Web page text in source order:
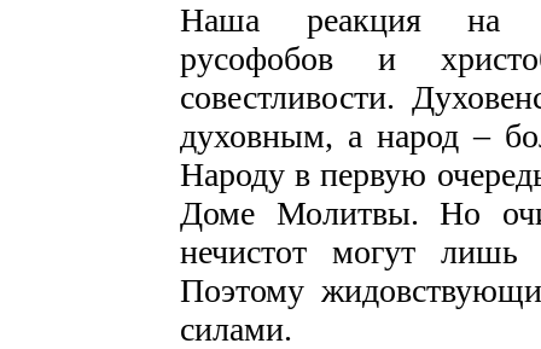
Наша реакция на
русофобов и
совестливости.
духовным, а народ –
Народу в первую
Доме Молитвы. Но
нечистот могут лишь
Поэтому
силами.